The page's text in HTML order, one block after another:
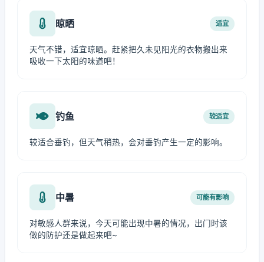
晾晒 适宜
天气不错，适宜晾晒。赶紧把久未见阳光的衣物搬出来
吸收一下太阳的味道吧！
钓鱼 较适宜
较适合垂钓，但天气稍热，会对垂钓产生一定的影响。
中暑 可能有影响
对敏感人群来说，今天可能出现中暑的情况，出门时该
做的防护还是做起来吧~